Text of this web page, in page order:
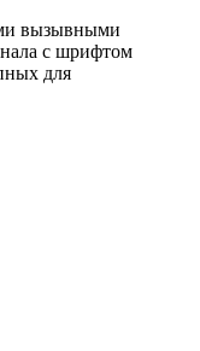
вызывными
с шрифтом
для